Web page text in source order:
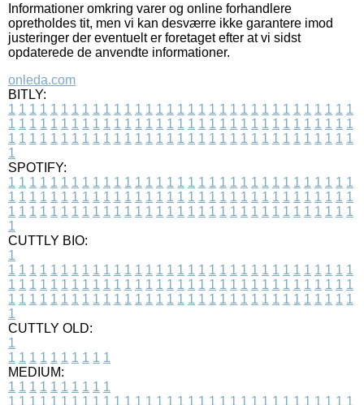
Informationer omkring varer og online forhandlere
opretholdes tit, men vi kan desværre ikke garantere imod
justeringer der eventuelt er foretaget efter at vi sidst
opdaterede de anvendte informationer.
onleda.com
BITLY:
1 1 1 1 1 1 1 1 1 1 1 1 1 1 1 1 1 1 1 1 1 1 1 1 1 1 1 1 1 1 1 1 1
1 1 1 1 1 1 1 1 1 1 1 1 1 1 1 1 1 1 1 1 1 1 1 1 1 1 1 1 1 1 1 1 1
1 1 1 1 1 1 1 1 1 1 1 1 1 1 1 1 1 1 1 1 1 1 1 1 1 1 1 1 1 1 1 1 1
1
SPOTIFY:
1 1 1 1 1 1 1 1 1 1 1 1 1 1 1 1 1 1 1 1 1 1 1 1 1 1 1 1 1 1 1 1 1
1 1 1 1 1 1 1 1 1 1 1 1 1 1 1 1 1 1 1 1 1 1 1 1 1 1 1 1 1 1 1 1 1
1 1 1 1 1 1 1 1 1 1 1 1 1 1 1 1 1 1 1 1 1 1 1 1 1 1 1 1 1 1 1 1 1
1
CUTTLY BIO:
1
1 1 1 1 1 1 1 1 1 1 1 1 1 1 1 1 1 1 1 1 1 1 1 1 1 1 1 1 1 1 1 1 1
1 1 1 1 1 1 1 1 1 1 1 1 1 1 1 1 1 1 1 1 1 1 1 1 1 1 1 1 1 1 1 1 1
1 1 1 1 1 1 1 1 1 1 1 1 1 1 1 1 1 1 1 1 1 1 1 1 1 1 1 1 1 1 1 1 1
1
CUTTLY OLD:
1
1 1 1 1 1 1 1 1 1 1
MEDIUM:
1 1 1 1 1 1 1 1 1 1
1 1 1 1 1 1 1 1 1 1 1 1 1 1 1 1 1 1 1 1 1 1 1 1 1 1 1 1 1 1 1 1 1